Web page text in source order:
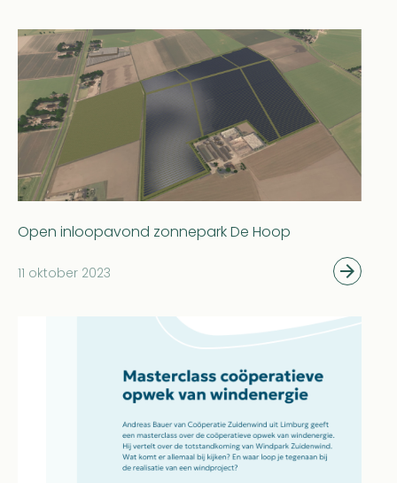
Open inloopavond zonnepark De Hoop
11 oktober 2023